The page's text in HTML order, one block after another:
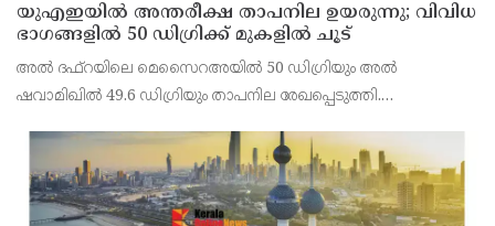
യുഎഇയില്‍ അന്തരീക്ഷ താപനില ഉയരുന്നു; വിവിധ
ഭാഗങ്ങളില്‍ 50 ഡിഗ്രിക്ക് മുകളില്‍ ചൂട്
അല്‍ ദഫ്റയിലെ മെസൈറഅയില്‍ 50 ഡിഗ്രിയും അല്‍
ഷവാമിഖില്‍ 49.6 ഡിഗ്രിയും താപനില രേഖപ്പെടുത്തി.
വന്‍ തോതില്‍ ചൂട് അനുഭവപ്പെട്ടത്.